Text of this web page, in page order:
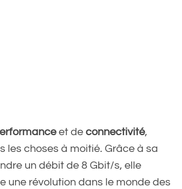
et de connectivité,
les choses à moitié. Grâce à sa
un débit de 8 Gbit/s, elle
une révolution dans le monde des